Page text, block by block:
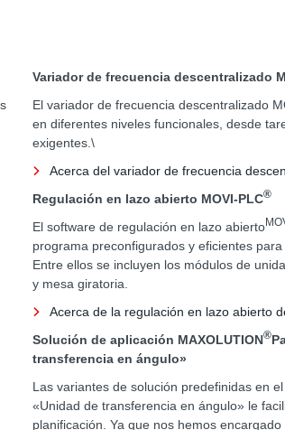
Variador de frecuencia descentralizado
El variador de frecuencia descentralizado
en diferentes niveles funcionales, desde
exigentes.\
Acerca del variador de frecuencia
Regulación en lazo abierto MOVI-PLC®
El software de regulación en lazo abierto
programa preconfigurados y eficientes
Entre ellos se incluyen los módulos de
y mesa giratoria.
Acerca de la regulación en lazo abierto
Solución de aplicación MAXOLUTION®
transferencia en ángulo»
Las variantes de solución predefinidas en
«Unidad de transferencia en ángulo» le
planificación. Ya que nos hemos